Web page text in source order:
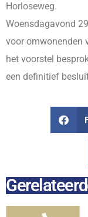
Horloseweg.
Woensdagavond
voor omwonenden
het voorstel
een definitief